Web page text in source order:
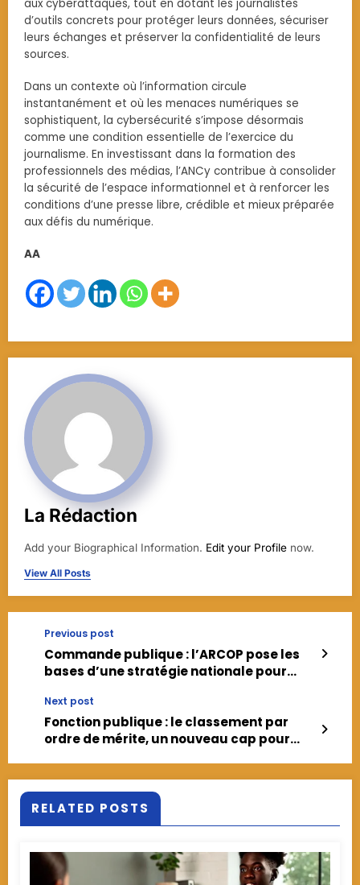
aux cyberattaques, tout en dotant les journalistes
d’outils concrets pour protéger leurs données, sécuriser
leurs échanges et préserver la confidentialité de leurs
sources.
Dans un contexte où l’information circule
instantanément et où les menaces numériques se
sophistiquent, la cybersécurité s’impose désormais
comme une condition essentielle de l’exercice du
journalisme. En investissant dans la formation des
professionnels des médias, l’ANCy contribue à consolider
la sécurité de l’espace informationnel et à renforcer les
conditions d’une presse libre, crédible et mieux préparée
aux défis du numérique.
AA
La Rédaction
Add your Biographical Information. Edit your Profile now.
View All Posts
Previous post
Commande publique : l’ARCOP pose les
bases d’une stratégie nationale pour
Next post
Fonction publique : le classement par
ordre de mérite, un nouveau cap pour
RELATED POSTS